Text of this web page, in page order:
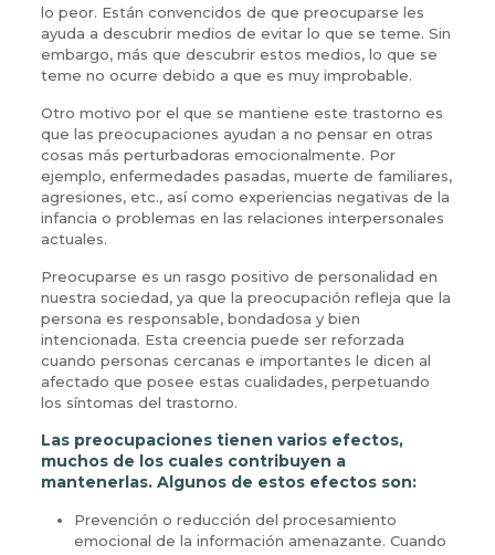
lo peor. Están convencidos de que preocuparse les
ayuda a descubrir medios de evitar lo que se teme. Sin
embargo, más que descubrir estos medios, lo que se
teme no ocurre debido a que es muy improbable.
Otro motivo por el que se mantiene este trastorno es
que las preocupaciones ayudan a no pensar en otras
cosas más perturbadoras emocionalmente. Por
ejemplo, enfermedades pasadas, muerte de familiares,
agresiones, etc., así como experiencias negativas de la
infancia o problemas en las relaciones interpersonales
actuales.
Preocuparse es un rasgo positivo de personalidad en
nuestra sociedad, ya que la preocupación refleja que la
persona es responsable, bondadosa y bien
intencionada. Esta creencia puede ser reforzada
cuando personas cercanas e importantes le dicen al
afectado que posee estas cualidades, perpetuando
los síntomas del trastorno.
Las preocupaciones tienen varios efectos,
muchos de los cuales contribuyen a
mantenerlas. Algunos de estos efectos son:
Prevención o reducción del procesamiento
emocional de la información amenazante. Cuando